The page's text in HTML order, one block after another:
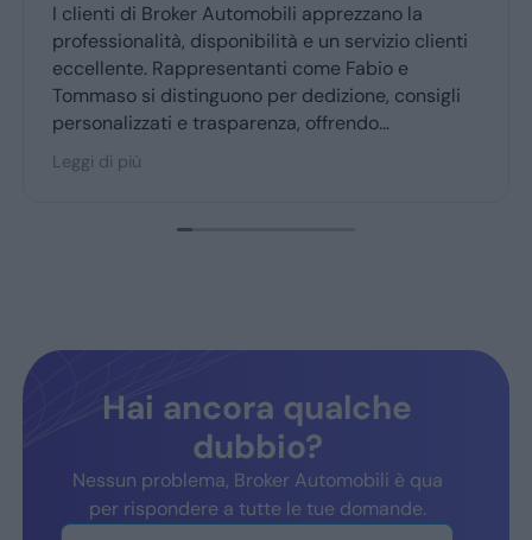
apprezzano la
e un servizio clienti
come Fabio e
per dedizione, consigli
offrendo
accogliente. Broker
dai clienti fedeli,
Grazie mille a Daniele e
professionali...grazie👍
Hai ancora qualche
dubbio?
Nessun problema, Broker Automobili è qua
per rispondere a tutte le tue domande.